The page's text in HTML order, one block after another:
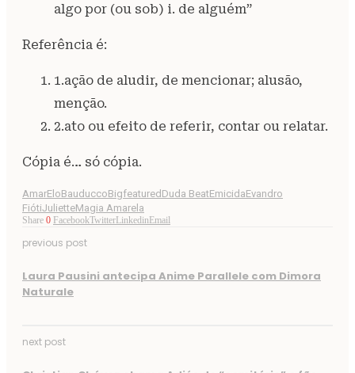
algo por (ou sob) i. de alguém”
Referência é:
1.ação de aludir, de mencionar; alusão,
menção.
2.ato ou efeito de referir, contar ou relatar.
Cópia é… só cópia.
AmarEloBauduccoBigfeatured Duda BeatEmicidaEvandro
FiótiJulietteMagia Amarela
Share 0 FacebookTwitter Linkedin Email
previous post
Laura Pausini antecipa Anime Parallele com Dimora
Naturale
next post